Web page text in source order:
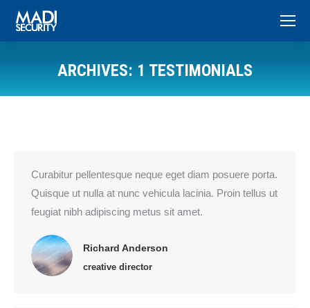
ARCHIVES: 1 TESTIMONIALS
Curabitur pellentesque neque eget diam posuere porta.
Quisque ut nulla at nunc vehicula lacinia. Proin tellus ut
feugiat nibh adipiscing metus sit amet.
Richard Anderson
creative director